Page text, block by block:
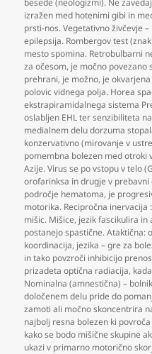
besede (neologizmi). Ne
izražen med hotenimi gibi in
prsti-nos. Vegetativno živčevje
epilepsija. Rombergov test
mesto spomina. Retrobulbarni
za očesom, je močno povezano
prehrani, je možno, je
polovic vidnega polja. Horea
ekstrapiramidalnega sistema
oslabljen EHL ter senzibiliteta
medialnem delu dorzuma
konzervativno (mirovanje v
pomembna bolezen med otroki
Azije. Virus se po vstopu v telo
orofarinksa in drugje v prebavni
področje hematoma, je
motorika. Recipročna
mišic. Mišice, jezik fascikulira in
postanejo spastične. Ataktična:
koordinacija, jezika – gre za
in tako povzroči inhibicijo
prizadeta optična radiacija,
Nominalna (amnestična) –
določenem delu pride do
zamoti ali močno skoncentrira
najbolj resna bolezen ki
kako se bodo mišične skupine
ukazi v primarno motorično